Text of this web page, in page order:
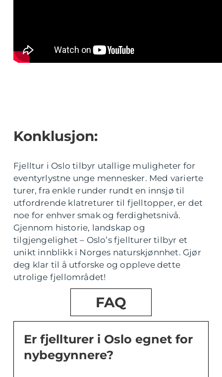
Konklusjon:
Fjelltur i Oslo tilbyr utallige muligheter for
eventyrlystne unge mennesker. Med varierte
turer, fra enkle runder rundt en innsjø til
utfordrende klatreturer til fjelltopper, er det
noe for enhver smak og ferdighetsnivå.
Gjennom historie, landskap og
tilgjengelighet – Oslo’s fjellturer tilbyr et
unikt innblikk i Norges naturskjønnhet. Gjør
deg klar til å utforske og oppleve dette
utrolige fjellområdet!
FAQ
Er fjellturer i Oslo egnet for
nybegynnere?